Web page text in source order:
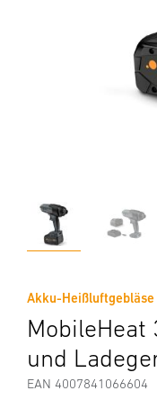
Akku-Heißluftgebläse -
MobileHeat
und
EAN 4007841066604